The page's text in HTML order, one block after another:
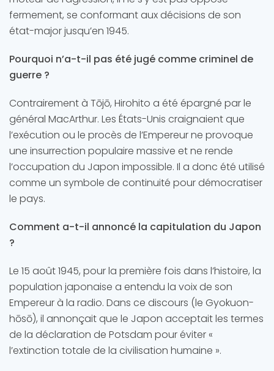
fermement, se conformant aux décisions de son
état-major jusqu’en 1945.
Pourquoi n’a-t-il pas été jugé comme criminel de
guerre ?
Contrairement à Tōjō, Hirohito a été épargné par le
général MacArthur. Les États-Unis craignaient que
l’exécution ou le procès de l’Empereur ne provoque
une insurrection populaire massive et ne rende
l’occupation du Japon impossible. Il a donc été utilisé
comme un symbole de continuité pour démocratiser
le pays.
Comment a-t-il annoncé la capitulation du Japon
?
Le 15 août 1945, pour la première fois dans l’histoire, la
population japonaise a entendu la voix de son
Empereur à la radio. Dans ce discours (le Gyokuon-
hōsō), il annonçait que le Japon acceptait les termes
de la déclaration de Potsdam pour éviter «
l’extinction totale de la civilisation humaine ».